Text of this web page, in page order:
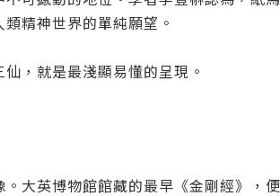
精神世界的單純願望。
，就是最淺顯易懂的呈現。
大英博物館館藏的最早《金剛經》，